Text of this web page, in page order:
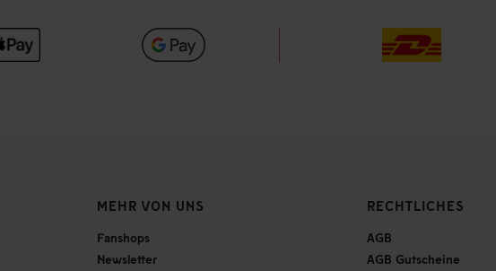
MEHR VON UNS
Fanshops
Newsletter
RECHTLICHES
AGB
AGB Gutscheine